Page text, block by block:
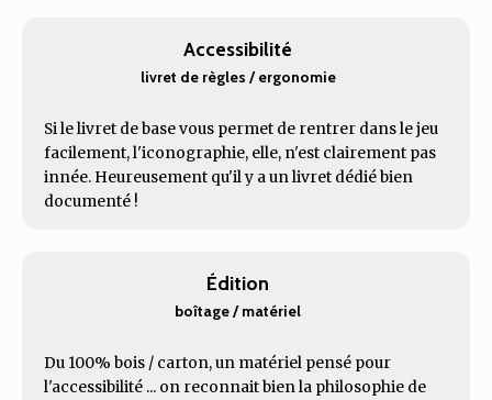
Accessibilité
livret de règles / ergonomie
Si le livret de base vous permet de rentrer dans le jeu
facilement, l'iconographie, elle, n'est clairement pas
innée. Heureusement qu'il y a un livret dédié bien
documenté !
Édition
boîtage / matériel
Du 100% bois / carton, un matériel pensé pour
l'accessibilité ... on reconnait bien la philosophie de